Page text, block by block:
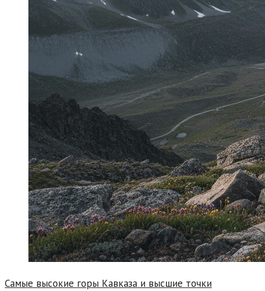
Самые высокие горы Кавказа и высшие точки